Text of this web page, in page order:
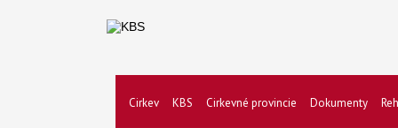
Cirkev KBS Cirkevné provincie Dokumenty